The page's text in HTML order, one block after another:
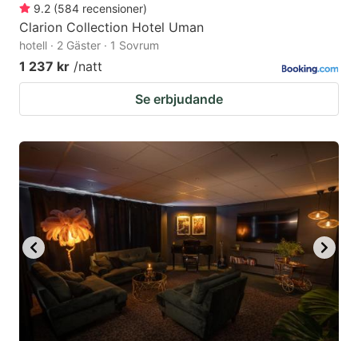
9.2 (584 recensioner)
Clarion Collection Hotel Uman
hotell · 2 Gäster · 1 Sovrum
1 237 kr /natt
Se erbjudande